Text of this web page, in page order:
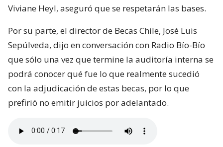
Viviane Heyl, aseguró que se respetarán las bases.
Por su parte, el director de Becas Chile, José Luis
Sepúlveda, dijo en conversación con Radio Bío-Bío
que sólo una vez que termine la auditoría interna se
podrá conocer qué fue lo que realmente sucedió
con la adjudicación de estas becas, por lo que
prefirió no emitir juicios por adelantado.